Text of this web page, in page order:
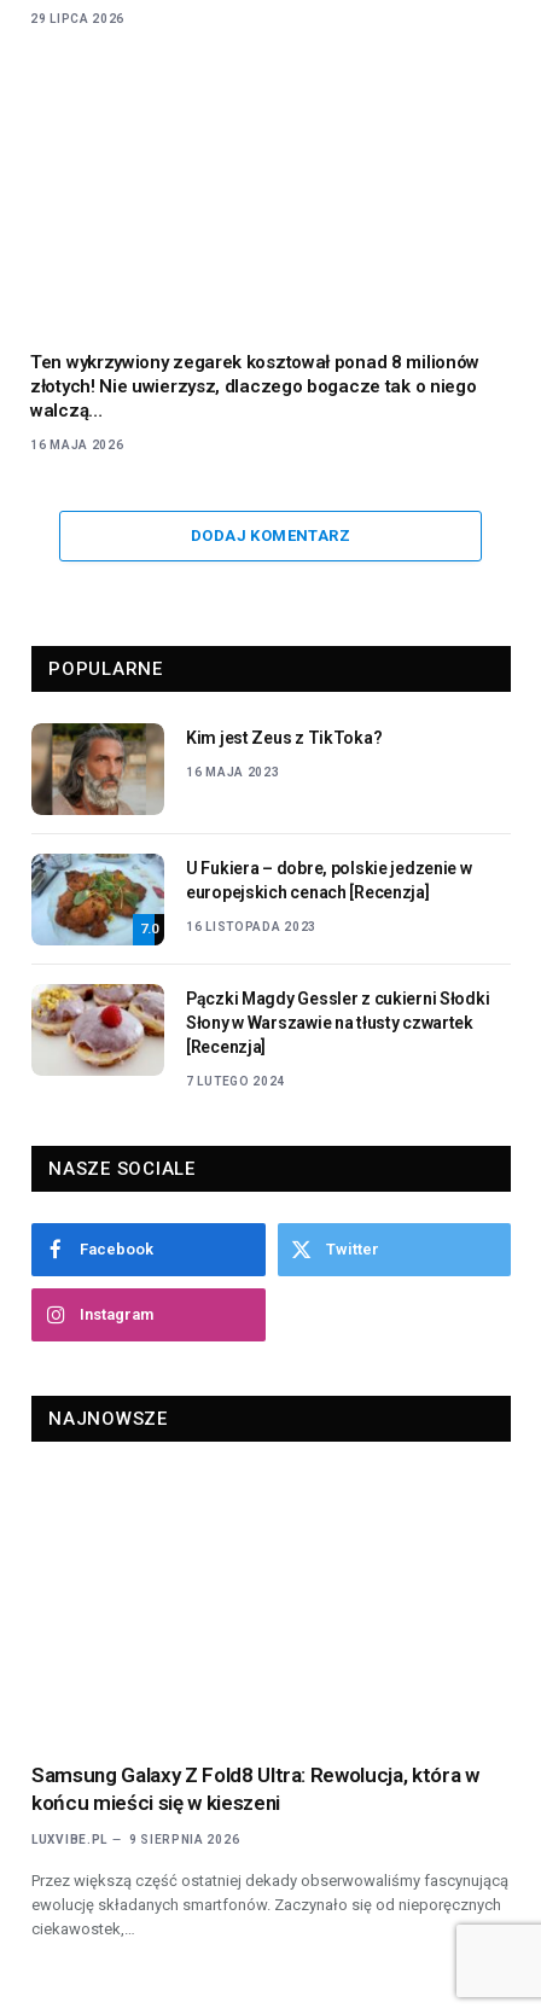
29 LIPCA 2026
Ten wykrzywiony zegarek kosztował ponad 8 milionów
złotych! Nie uwierzysz, dlaczego bogacze tak o niego
walczą…
16 MAJA 2026
DODAJ KOMENTARZ
POPULARNE
Kim jest Zeus z TikToka?
16 MAJA 2023
7.0
U Fukiera – dobre, polskie jedzenie w
europejskich cenach [Recenzja]
16 LISTOPADA 2023
Pączki Magdy Gessler z cukierni Słodki
Słony w Warszawie na tłusty czwartek
[Recenzja]
7 LUTEGO 2024
NASZE SOCIALE
Facebook Twitter
Instagram
NAJNOWSZE
Samsung Galaxy Z Fold8 Ultra: Rewolucja, która w
końcu mieści się w kieszeni
LUXVIBE.PL 9 SIERPNIA 2026
Przez większą część ostatniej dekady obserwowaliśmy fascynującą
ewolucję składanych smartfonów. Zaczynało się od nieporęcznych
ciekawostek,…